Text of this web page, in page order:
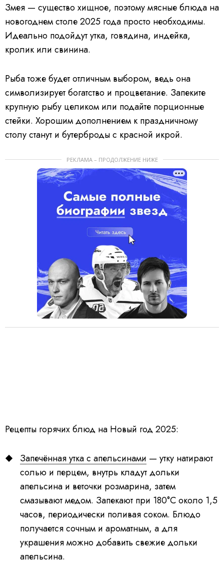
Змея — существо хищное, поэтому мясные блюда на
новогоднем столе 2025 года просто необходимы.
Идеально подойдут утка, говядина, индейка,
кролик или свинина.
Рыба тоже будет отличным выбором, ведь она
символизирует богатство и процветание. Запеките
крупную рыбу целиком или подайте порционные
стейки. Хорошим дополнением к праздничному
столу станут и бутерброды с красной икрой.
РЕКЛАМА – ПРОДОЛЖЕНИЕ НИЖЕ
Рецепты горячих блюд на Новый год 2025:
Запечённая утка с апельсинами — утку натирают
солью и перцем, внутрь кладут дольки
апельсина и веточки розмарина, затем
смазывают медом. Запекают при 180°C около 1,5
часов, периодически поливая соком. Блюдо
получается сочным и ароматным, а для
украшения можно добавить свежие дольки
апельсина.